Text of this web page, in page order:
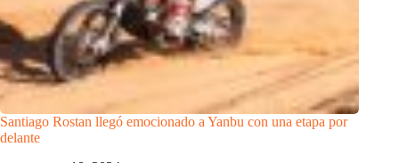
Santiago Rostan llegó emocionado a Yanbu con una etapa por
delante